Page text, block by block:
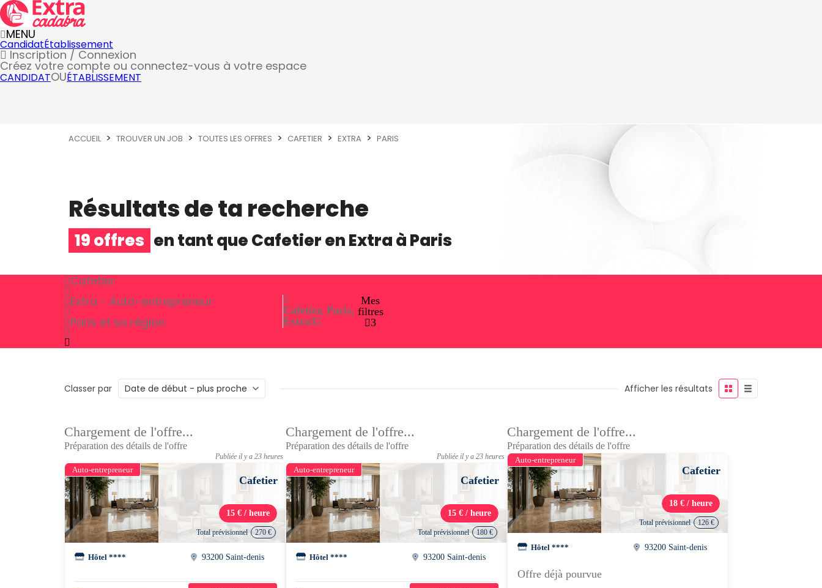
MENU
CandidatÉtablissement
Inscription / Connexion
Créez votre compte ou connectez-vous à votre espace
CANDIDATOUÉTABLISSEMENT
ACCUEIL TROUVER UN JOB TOUTES LES OFFRES CAFETIER EXTRA PARIS
Résultats de ta recherche
19 offres en tant queCafetierenExtraàParis
Cafetier
Extra - Auto-entrepreneur
Paris et sa région
Cafetier, Paris,
Extra3
Mes
filtres
3
Classer par Afficher les résultats
Chargement de l'offre...
Préparation des détails de l'offre
Publiée il y a 23 heures
Auto-entrepreneur
Cafetier
15 € / heure
Total prévisionnel 270 €
Hôtel **** 93200 Saint-denis
Chargement de l'offre...
Préparation des détails de l'offre
Publiée il y a 23 heures
Auto-entrepreneur
Cafetier
15 € / heure
Total prévisionnel 180 €
Hôtel **** 93200 Saint-denis
Chargement de l'offre...
Préparation des détails de l'offre
Auto-entrepreneur
Cafetier
18 € / heure
Total prévisionnel 126 €
Hôtel **** 93200 Saint-denis
Offre déjà pourvue